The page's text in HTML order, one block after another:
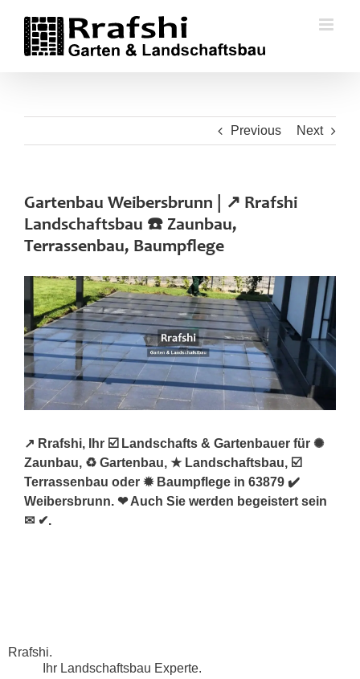
content
Previous Next
Gartenbau Weibersbrunn | ↗️ Rrafshi
Landschaftsbau ☎️ Zaunbau,
Terrassenbau, Baumpflege
↗️ Rrafshi, Ihr ☑️ Landschafts & Gartenbauer für ✺
Zaunbau, ♻ Gartenbau, ★ Landschaftsbau, ☑️
Terrassenbau oder ✹ Baumpflege in 63879 ✔️
Weibersbrunn. ❤ Auch Sie werden begeistert sein
✉ ✔.
Rrafshi.
Ihr Landschaftsbau Experte.